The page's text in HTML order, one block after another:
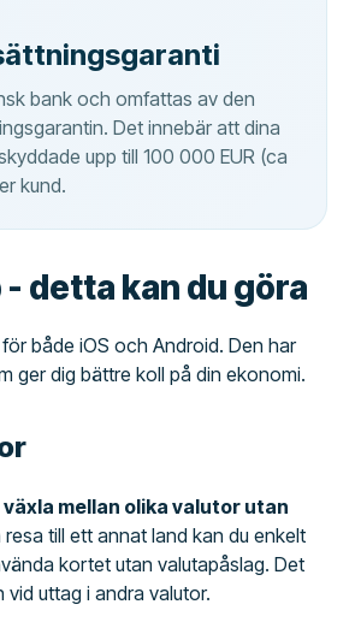
bank och omfattas av den
Det innebär att dina
upp till 100 000 EUR (ca
kund.
- detta kan du göra
både iOS och Android. Den har
ger dig bättre koll på din ekonomi.
växla mellan olika valutor utan
resa till ett annat land kan du enkelt
kortet utan valutapåslag. Det
vid uttag i andra valutor.